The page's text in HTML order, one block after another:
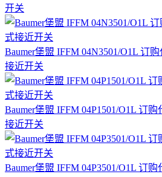
开关
Baumer堡盟 IFFM 04N3501/O1L 订
接近开关
Baumer堡盟 IFFM 04P1501/O1L 订
接近开关
Baumer堡盟 IFFM 04P3501/O1L 订